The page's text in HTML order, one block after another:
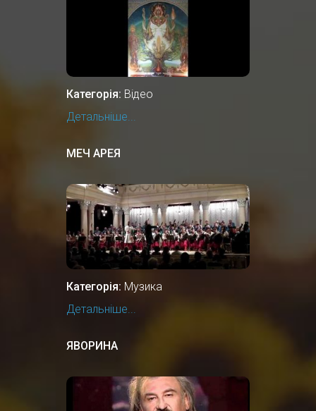
ЦЕНТРІ РІДНОВІРІВ РУСИ-
Категорія: Відео
Детальніше...
МЕЧ АРЕЯ
Категорія: Музика
Детальніше...
ЯВОРИНА